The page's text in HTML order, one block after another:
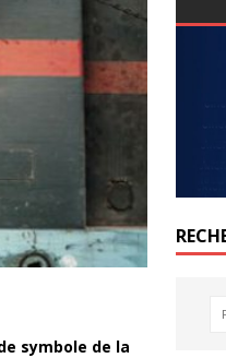
symbole de la